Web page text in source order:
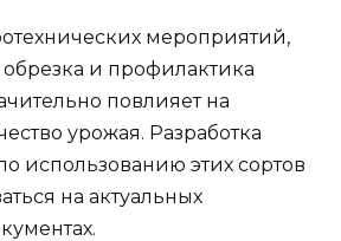
мероприятий,
обрезка и профилактика
повлияет на
урожая. Разработка
использованию этих сортов
на актуальных